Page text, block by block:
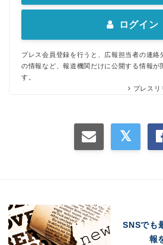
ログイン
プレス会員登録を行うと、広報担当者の連絡
の情報など、報道機関だけに公開する情報が
す。
プレスリ
SNSでも
報